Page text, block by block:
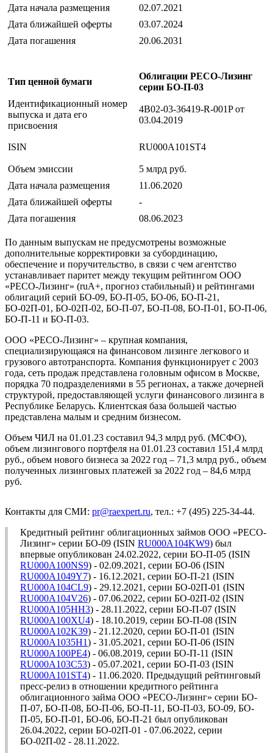
Дата начала размещения
02.07.2021
Дата ближайшей оферты
03.07.2024
Дата погашения
20.06.2031
Тип ценной бумаги
Облигации РЕСО-Лизинг
серии БО-П-03
Идентификационный номер
выпуска и дата его
присвоения
4B02-03-36419-R-001P от
03.04.2019
ISIN RU000A101ST4
Объем эмиссии
5 млрд руб.
Дата начала размещения
11.06.2020
Дата ближайшей оферты
-
Дата погашения
08.06.2023
По данным выпускам не предусмотрены возможные
дополнительные корректировки за субординацию,
обеспечение и поручительство, в связи с чем агентство
устанавливает паритет между текущим рейтингом ООО
«РЕСО-Лизинг» (ruA+, прогноз стабильный) и рейтингами
облигаций серий БО-09, БО-П-05, БО-06, БО-П-21,
БО-02П-01, БО-02П-02, БО-П-07, БО-П-08, БО-П-01, БО-П-06,
БО-П-11 и БО-П-03.
ООО «РЕСО-Лизинг» – крупная компания,
специализирующаяся на финансовом лизинге легкового и
грузового автотранспорта. Компания функционирует с 2003
года, сеть продаж представлена головным офисом в Москве,
порядка 70 подразделениями в 55 регионах, а также дочерней
структурой, предоставляющей услуги финансового лизинга в
Республике Беларусь. Клиентская база большей частью
представлена малым и средним бизнесом.
Объем ЧИЛ на 01.01.23 составил 94,3 млрд руб. (МСФО),
объем лизингового портфеля на 01.01.23 составил 151,4 млрд
руб., объем нового бизнеса за 2022 год – 71,3 млрд руб., объем
полученных лизинговых платежей за 2022 год – 84,6 млрд
руб.
Контакты для СМИ: pr@raexpert.ru, тел.: +7 (495) 225-34-44.
Кредитный рейтинг облигационных займов ООО «РЕСО-
Лизинг» серии БО-09 (ISIN RU000A104KW9) был
впервые опубликован 24.02.2022, серии БО-П-05 (ISIN
RU000A100NS9) - 02.09.2021, серии БО-06 (ISIN
RU000A1049Y7) - 16.12.2021, серии БО-П-21 (ISIN
RU000A104CL9) - 29.12.2021, серии БО-02П-01 (ISIN
RU000A104V26) - 07.06.2022, серии БО-02П-02 (ISIN
RU000A105HH3) - 28.11.2022, серии БО-П-07 (ISIN
RU000A100XU4) - 18.10.2019, серии БО-П-08 (ISIN
RU000A102K39) - 21.12.2020, серии БО-П-01 (ISIN
RU000A1035H1) - 31.05.2021, серии БО-П-06 (ISIN
RU000A100PE4) - 06.08.2019, серии БО-П-11 (ISIN
RU000A103C53) - 05.07.2021, серии БО-П-03 (ISIN
RU000A101ST4) - 11.06.2020. Предыдущий рейтинговый
пресс-релиз в отношении кредитного рейтинга
облигационного займа ООО «РЕСО-Лизинг» серии БО-
П-07, БО-П-08, БО-П-06, БО-П-11, БО-П-03, БО-09, БО-
П-05, БО-П-01, БО-06, БО-П-21 был опубликован
26.04.2022, серии БО-02П-01 - 07.06.2022, серии
БО-02П-02 - 28.11.2022.